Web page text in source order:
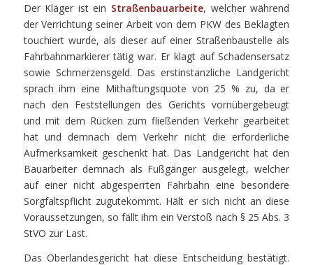
Der Kläger ist ein Straßenbauarbeite, welcher während
der Verrichtung seiner Arbeit von dem PKW des Beklagten
touchiert wurde, als dieser auf einer Straßenbaustelle als
Fahrbahnmarkierer tätig war. Er klagt auf Schadensersatz
sowie Schmerzensgeld. Das erstinstanzliche Landgericht
sprach ihm eine Mithaftungsquote von 25 % zu, da er
nach den Feststellungen des Gerichts vornübergebeugt
und mit dem Rücken zum fließenden Verkehr gearbeitet
hat und demnach dem Verkehr nicht die erforderliche
Aufmerksamkeit geschenkt hat. Das Landgericht hat den
Bauarbeiter demnach als Fußgänger ausgelegt, welcher
auf einer nicht abgesperrten Fahrbahn eine besondere
Sorgfaltspflicht zugutekommt. Hält er sich nicht an diese
Voraussetzungen, so fällt ihm ein Verstoß nach § 25 Abs. 3
StVO zur Last.
Das Oberlandesgericht hat diese Entscheidung bestätigt.